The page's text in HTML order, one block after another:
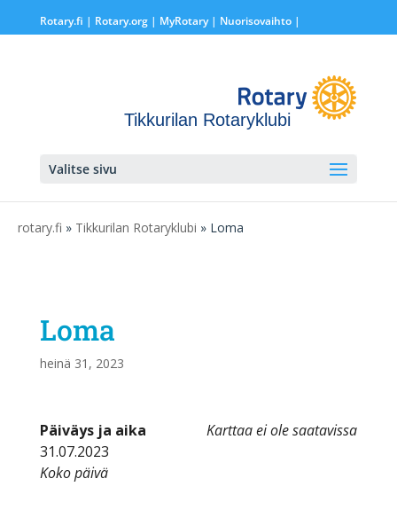
Rotary.fi | Rotary.org| MyRotary | Nuorisovaihto|
Tikkurilan Rotaryklubi
Valitse sivu
rotary.fi » Tikkurilan Rotaryklubi » Loma
Loma
heinä 31, 2023
Karttaa ei ole saatavissa
Päiväys ja aika
31.07.2023
Koko päivä